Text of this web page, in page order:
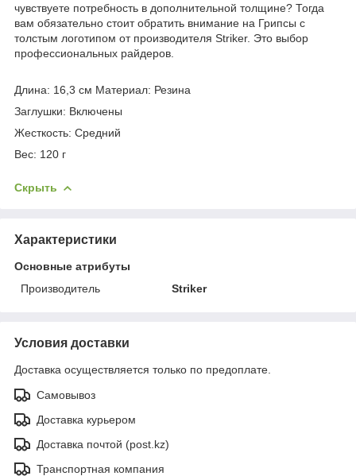
чувствуете потребность в дополнительной толщине? Тогда
вам обязательно стоит обратить внимание на Грипсы с
толстым логотипом от производителя Striker. Это выбор
профессиональных райдеров.
Длина: 16,3 см Материал: Резина
Заглушки: Включены
Жесткость: Средний
Вес: 120 г
Скрыть
Характеристики
Основные атрибуты
Производитель
Striker
Условия доставки
Доставка осуществляется только по предоплате.
Самовывоз
Доставка курьером
Доставка почтой (post.kz)
Транспортная компания